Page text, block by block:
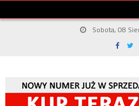
Sobota, 08